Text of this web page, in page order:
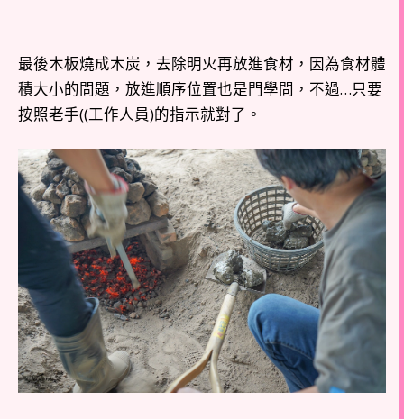
最後木板燒成木炭，去除明火再放進食材，因為食材體
積大小的問題，放進順序位置也是門學問，不過…只要
按照老手((工作人員)的指示就對了。